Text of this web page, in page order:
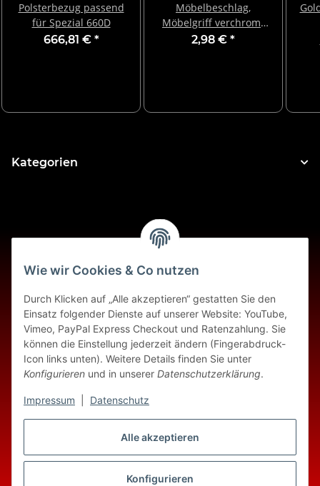
Alle akzeptieren
Konfigurieren
Wie wir Cookies & Co nutzen
Durch Klicken auf „Alle akzeptieren“ gestatten Sie den
Einsatz folgender Dienste auf unserer Website: YouTube,
Vimeo, PayPal Express Checkout und Ratenzahlung. Sie
können die Einstellung jederzeit ändern (Fingerabdruck-
Icon links unten). Weitere Details finden Sie unter
Konfigurieren und in unserer Datenschutzerklärung.
Impressum Datenschutz
Polsterbezug passend
für Spezial 660D
666,81 € *
Möbelbeschlag,
Möbelgriff verchromt
mit kupferfarbener
2,98 € *
Kategorien
Informationen
Gesetzliche Informationen
Vertrag widerrufen